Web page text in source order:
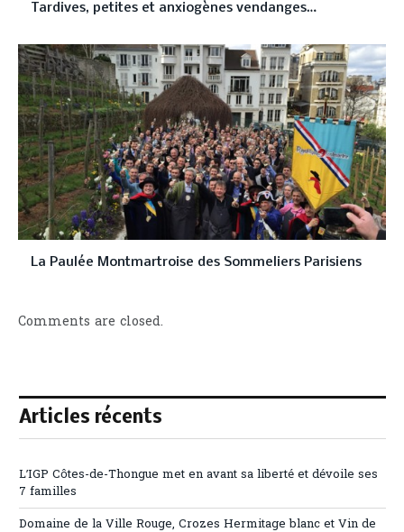
Tardives, petites et anxiogènes vendanges…
La Paulée Montmartroise des Sommeliers Parisiens
Comments are closed.
Articles récents
L’IGP Côtes-de-Thongue met en avant sa liberté et dévoile ses
7 familles
Domaine de la Ville Rouge, Crozes Hermitage blanc et Vin de